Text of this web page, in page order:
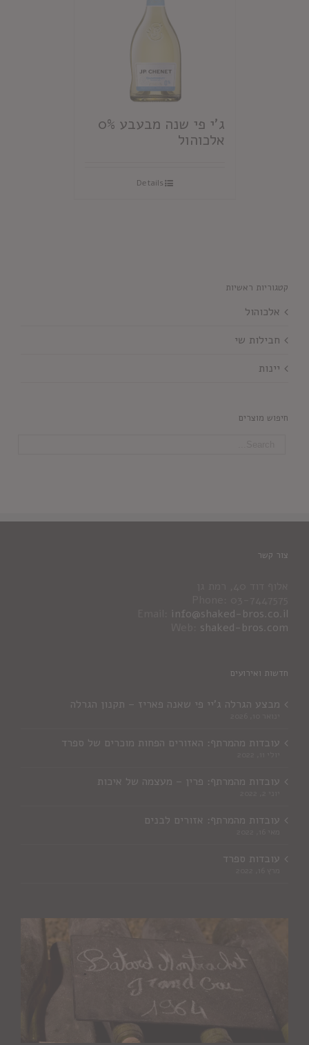
ג'י פי שנה מבעבע 0%
אלכוהול
Details
קטגוריות ראשיות
אלכוהול
חבילות שי
יינות
חיפוש מוצרים
צור קשר
info@shaked-bros.co.il
shaked-bros.com
חדשות ואירועים
מבצע הגרלה ג'יי פי שאנה פאריז – תקנון הגרלה
עובדות מהמרתף: האזורים הפחות מוכרים של ספרד
עובדות מהמרתף: פרין – מעצמה של איכות
עובדות מהמרתף: אזורים לבנים
עובדות ספרד